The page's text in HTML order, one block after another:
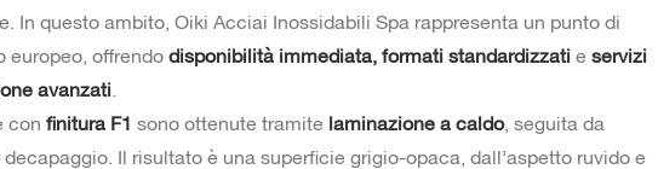
In questo ambito, Oiki Acciai Inossidabili Spa rappresenta un punto di
europeo, offrendo disponibilità immediata, formati standardizzati e servizi
avanzati.
con finitura F1 sono ottenute tramite laminazione a caldo, seguita da
Il risultato è una superficie grigio-opaca, dall’aspetto ruvido e